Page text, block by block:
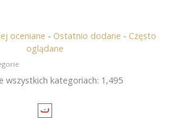
oceniane - Ostatnio dodane - Często
oglądane
wszystkich kategoriach: 1,495